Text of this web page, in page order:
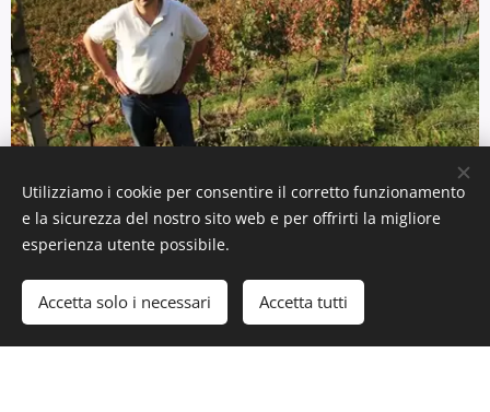
VIGNETI
Coltiviamo 4 ettari di vigneti terrazzati, la
maggior parte dei quali si trovano sulle
soleggiate colline di Gudo.
Utilizziamo i cookie per consentire il corretto funzionamento
e la sicurezza del nostro sito web e per offrirti la migliore
esperienza utente possibile.
Accetta solo i necessari Accetta tutti